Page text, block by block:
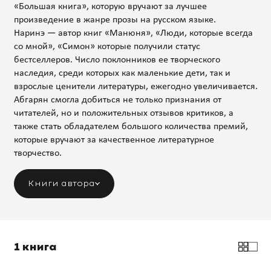
«Большая книгa», которую вручают за лучшее
произведение в жанре прозы на русском языке.
Наринэ — автор книг «Манюня», «Люди, которые всегда
со мной», «Симон» которые получили статус
бестселлеров. Число поклонников ее творческого
наследия, среди которых как маленькие дети, так и
взрослые ценители литературы, ежегодно увеличивается.
Абгарян смогла добиться не только признания от
читателей, но и положительных отзывов критиков, а
также стать обладателем большого количества премий,
которые вручают за качественное литературное
творчество.
Книги автора
1 книга